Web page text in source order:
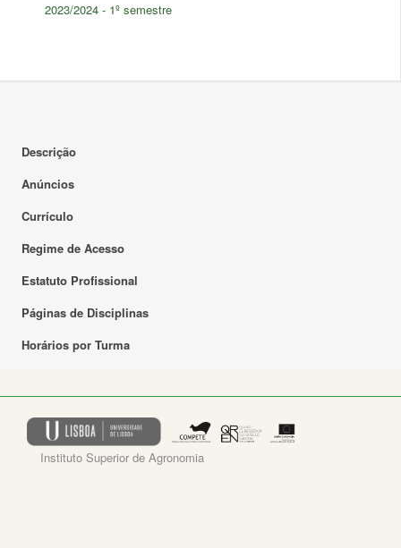
2023/2024 - 1º semestre
Descrição
Anúncios
Currículo
Regime de Acesso
Estatuto Profissional
Páginas de Disciplinas
Horários por Turma
Instituto Superior de Agronomia